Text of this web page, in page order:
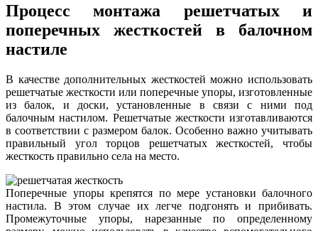
Процесс монтажа решетчатых и
поперечных жесткостей в балочном
настиле
В качестве дополнительных жесткостей можно использовать
решетчатые жесткости или поперечные упоры, изготовленные
из балок, и доски, установленные в связи с ними под
балочным настилом. Решетчатые жесткости изготавливаются
в соответствии с размером балок. Особенно важно учитывать
правильный угол торцов решетчатых жесткостей, чтобы
жесткость правильно села на место.
Поперечные упоры крепятся по мере установки балочного
настила. В этом случае их легче подгонять и прибивать.
Промежуточные упоры, нарезанные по определенному